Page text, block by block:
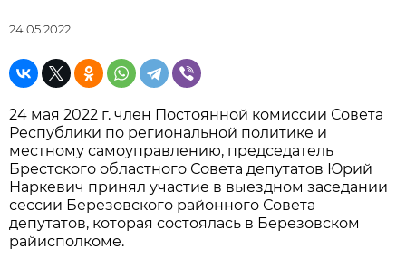
24.05.2022
24 мая 2022 г. член Постоянной комиссии Совета
Республики по региональной политике и
местному самоуправлению, председатель
Брестского областного Совета депутатов Юрий
Наркевич принял участие в выездном заседании
сессии Березовского районного Совета
депутатов, которая состоялась в Березовском
райисполкоме.